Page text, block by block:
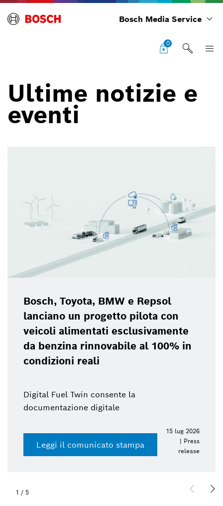
Bosch Media Service
0
Ultime notizie e
eventi
Bosch, Toyota, BMW e Repsol
lanciano un progetto pilota con
veicoli alimentati esclusivamente
da benzina rinnovabile al 100% in
condizioni reali
Digital Fuel Twin consente la
documentazione digitale
Leggi il comunicato stampa
15 lug 2026
| Press
release
1 / 5